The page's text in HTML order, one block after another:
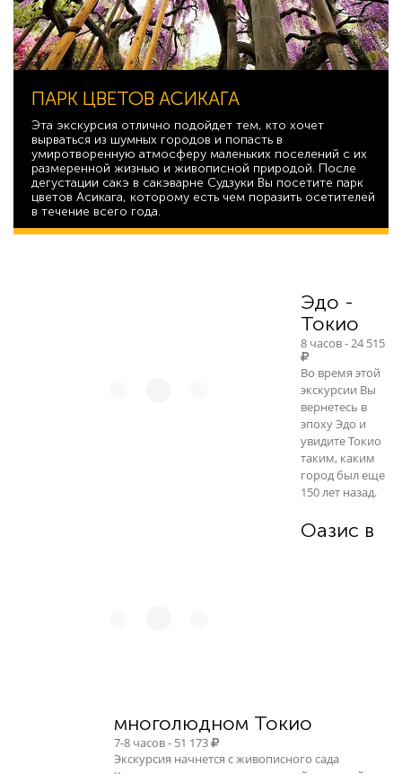
ПАРК ЦВЕТОВ АСИКАГА
Эта экскурсия отлично подойдет тем, кто хочет
вырваться из шумных городов и попасть в
умиротворенную атмосферу маленьких поселений с их
размеренной жизнью и живописной природой. После
дегустации сакэ в сакэварне Судзуки Вы посетите парк
цветов Асикага, которому есть чем поразить осетителей
в течение всего года.
Эдо -
Токио
8 часов - 24 515
Во время этой
экскурсии Вы
вернетесь в
эпоху Эдо и
увидите Токио
таким, каким
город был еще
150 лет назад.
Оазис в
многолюдном Токио
7-8 часов - 51 173
Экскурсия начнется с живописного сада